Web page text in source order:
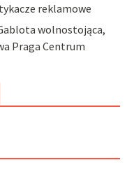
reklamowe
wolnostojąca,
Praga Centrum